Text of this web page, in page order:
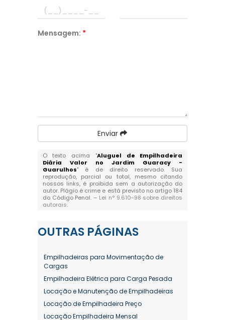
Mensagem: *
Enviar
O texto acima "Aluguel de Empilhadeira
Diária Valor no Jardim Guaracy -
Guarulhos" é de direito reservado. Sua
reprodução, parcial ou total, mesmo citando
nossos links, é proibida sem a autorização do
autor. Plágio é crime e está previsto no artigo 184
do Código Penal. – Lei n° 9.610-98 sobre direitos
autorais.
OUTRAS PÁGINAS
Empilhadeiras para Movimentação de
Cargas
Empilhadeira Elétrica para Carga Pesada
Locação e Manutenção de Empilhadeiras
Locação de Empilhadeira Preço
Locação Empilhadeira Mensal